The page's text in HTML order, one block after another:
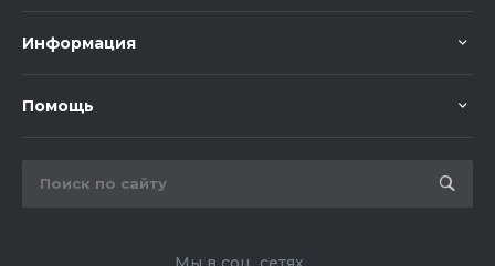
Информация
Помощь